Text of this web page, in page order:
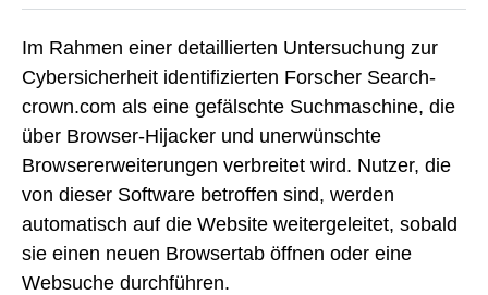
Im Rahmen einer detaillierten Untersuchung zur
Cybersicherheit identifizierten Forscher Search-
crown.com als eine gefälschte Suchmaschine, die
über Browser-Hijacker und unerwünschte
Browsererweiterungen verbreitet wird. Nutzer, die
von dieser Software betroffen sind, werden
automatisch auf die Website weitergeleitet, sobald
sie einen neuen Browsertab öffnen oder eine
Websuche durchführen.